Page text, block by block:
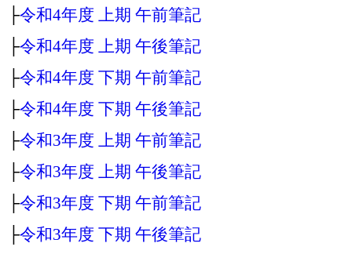
├令和4年度 上期 午前筆記
├令和4年度 上期 午後筆記
├令和4年度 下期 午前筆記
├令和4年度 下期 午後筆記
├令和3年度 上期 午前筆記
├令和3年度 上期 午後筆記
├令和3年度 下期 午前筆記
├令和3年度 下期 午後筆記